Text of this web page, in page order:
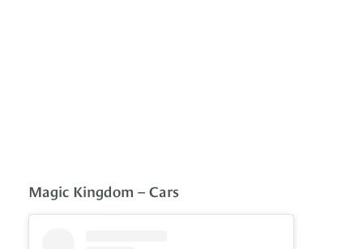
Magic Kingdom – Cars